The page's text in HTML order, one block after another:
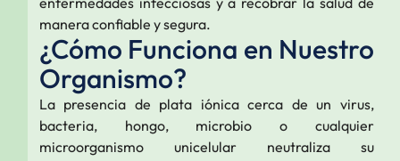
manera confiable y segura.
¿Cómo Funciona en Nuestro
Organismo?
La presencia de plata iónica cerca de un virus,
bacteria, hongo, microbio o cualquier
microorganismo unicelular neutraliza su